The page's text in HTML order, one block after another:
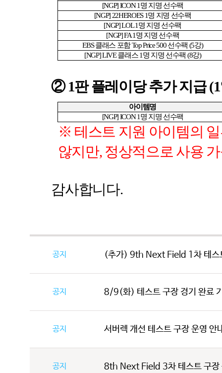
[NGP] ICON 1명 지명 선수팩
[NGP] 22HEROES 1명 지명 선수팩
[NGP] LOL 1명 지명 선수팩
[NGP] FA 1명 지명 선수팩
EBS클래스 포함Top Price 500선수팩 (5강)
[NGP] LIVE클래스1명 지명 선수팩 (8강)
②1판 플레이당 추가 지급(1
아이템명
[NGP] ICON 1명 지명 선수팩
※ 테스트 지원 아이템의
않지만, 정상적으로 사용
감사합니다.
공지 (추가) 9th Next Field 1차 테스
공지 8/9(화) 테스트 구장 경기 완료
공지 서버렉 개선 테스트 구장 운영 안
공지 8th Next Field 3차 테스트 구장